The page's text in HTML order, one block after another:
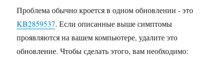
Проблема обычно кроется в одном обновлении - это
KB2859537. Если описанные выше симптомы
проявляются на вашем компьютере, удалите это
обновление. Чтобы сделать этого, вам необходимо: